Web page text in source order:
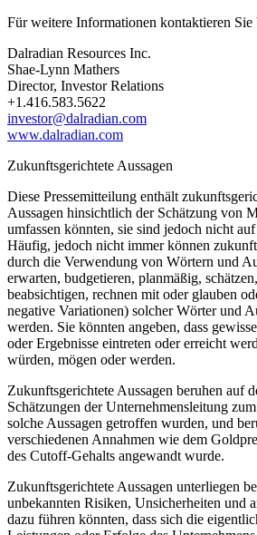
Für weitere Informationen kontaktieren Sie
Dalradian Resources Inc.
Shae-Lynn Mathers
Director, Investor Relations
+1.416.583.5622
investor@dalradian.com
www.dalradian.com
Zukunftsgerichtete Aussagen
Diese Pressemitteilung enthält
Aussagen hinsichtlich der Schätzung von
umfassen könnten, sie sind jedoch nicht
Häufig, jedoch nicht immer können
durch die Verwendung von Wörtern und
erwarten, budgetieren, planmäßig,
beabsichtigen, rechnen mit oder glauben
negative Variationen) solcher Wörter und
werden. Sie könnten angeben, dass
oder Ergebnisse eintreten oder erreicht
würden, mögen oder werden.
Zukunftsgerichtete Aussagen beruhen auf
Schätzungen der Unternehmensleitung
solche Aussagen getroffen wurden, und
verschiedenen Annahmen wie dem
des Cutoff-Gehalts angewandt wurde.
Zukunftsgerichtete Aussagen unterliegen
unbekannten Risiken, Unsicherheiten und
dazu führen könnten, dass sich die